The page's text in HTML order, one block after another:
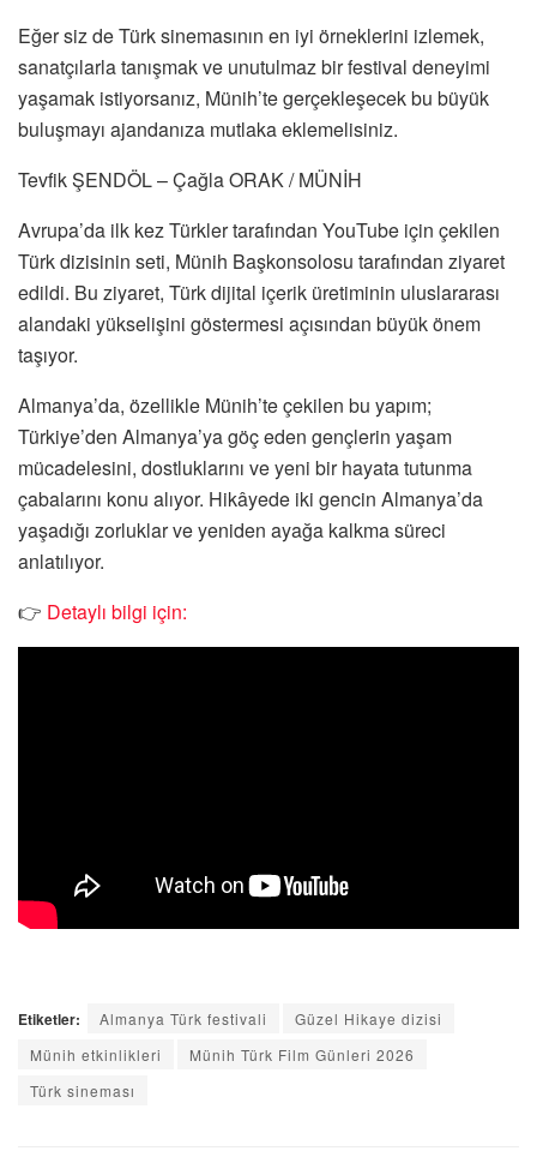
Eğer siz de Türk sinemasının en iyi örneklerini izlemek,
sanatçılarla tanışmak ve unutulmaz bir festival deneyimi
yaşamak istiyorsanız, Münih’te gerçekleşecek bu büyük
buluşmayı ajandanıza mutlaka eklemelisiniz.
Tevfik ŞENDÖL – Çağla ORAK / MÜNİH
Avrupa’da ilk kez Türkler tarafından YouTube için çekilen
Türk dizisinin seti, Münih Başkonsolosu tarafından ziyaret
edildi. Bu ziyaret, Türk dijital içerik üretiminin uluslararası
alandaki yükselişini göstermesi açısından büyük önem
taşıyor.
Almanya’da, özellikle Münih’te çekilen bu yapım;
Türkiye’den Almanya’ya göç eden gençlerin yaşam
mücadelesini, dostluklarını ve yeni bir hayata tutunma
çabalarını konu alıyor. Hikâyede iki gencin Almanya’da
yaşadığı zorluklar ve yeniden ayağa kalkma süreci
anlatılıyor.
👉 Detaylı bilgi için:
Etiketler: Almanya Türk festivali
Güzel Hikaye dizisi
Münih etkinlikleri
Münih Türk Film Günleri 2026
Türk sineması